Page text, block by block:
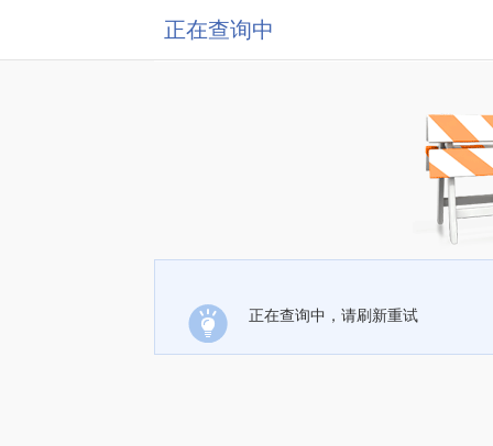
正在查询中
正在查询中，请刷新重试